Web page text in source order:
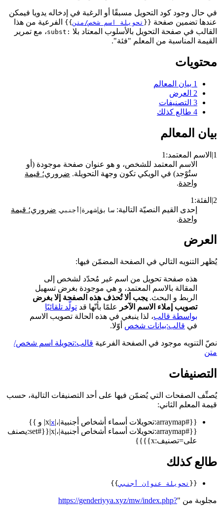
في حال وجود كود التحويل مسبقًا أو الرغبة في إدخاله يدويا فيمكن
عندها تضمين صفحة {{ تحويلة اسم شخص/متن }}
الفرعية من هذا
القالب في صفحة التحويل بالأسلوب المعتاد بلا subst:، مع تمرير
القيمة المناسبة من المعلم "فئة".
محتويات
1 بيان المعالم
2 العرض
3 التصنيفات
4 طالع كذلك
بيان المعالم
1|الاسم المعتمد:1
الاسم المعتمد للشخص، و هو عنوان صفحة موجودة (أو
ستُوْجد) في الويكي تكون وجهة التحويلة. ضروري؛ قيمة
واحدة.
2|الفئة:1
إحدى القيم النصيّة التالية: سابق|شهرة| أجنبي. ضروري؛ قيمة
واحدة.
العرض
يُظهر التنويه التالي في الصفحة المضمّن فيها:
هذه صفحة تحويل من اسم غير مُحدّد لشخص إلى
المقالة بالاسم المعتمد، و هي موجودة بغرض تسهيل
الربط و البحث. يجب ألا تُحذف هذه الصفحة إلا بغرض
تصويب إملاء الاسم الآخر
علمًا بأنّها قد تولَّد تلقائيًا
بواسطة قالب، لذا ينبغي في هذه الحالة تصويب الاسم
في قالب:بيانات شخص أوّلا.
نصّ التنويه موجود في الصفحة الفرعية قالب:تحويلة اسم شخص/
متن
التصنيفات
يُصنِّف الصفحات التي يُضمّن فيها على أحد التصنيفات التالية، حسب
قيمة المعلم الثاني:
{{#arraymap:تحويلات أسماء أشخاص أجنبية|،|x| x
| و }}
{{#arraymap:تحويلات أسماء أشخاص أجنبية|،|x|{{#set:يصنف
على=تصنيف:x}}}}
طالع كذلك
{{ تحويلة عنوان أجنبي}}
مجلوبة من "https://genderiyya.xyz/mw/index.php?